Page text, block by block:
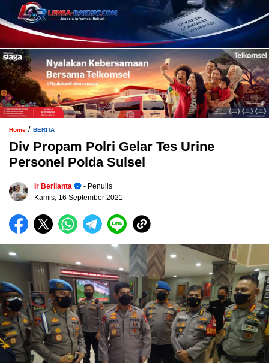
Home / BERITA
Div Propam Polri Gelar Tes Urine
Personel Polda Sulsel
Ir Berlianta
- Penulis
Kamis, 16 September 2021